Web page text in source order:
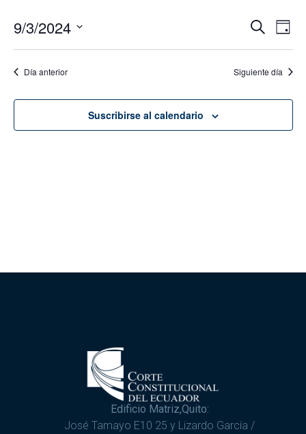
de
vistas
de
Buscar
de
Día
9/3/2024
Día anterior Siguiente día
Suscribirse al calendario
Edificio Matriz,Quito:
José Tamayo E10 25 y Lizardo García /